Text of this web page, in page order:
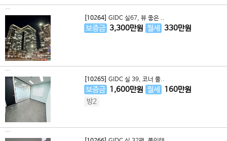
[10264] GIDC 실67, 뷰 좋은 ..
보증금 3,300만원 월세 330만원
[10265] GIDC 실 39, 코너 풀..
보증금 1,600만원 월세 160만원
방2